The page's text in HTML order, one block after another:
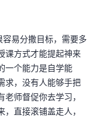
易分撒目标，需要多
课方式才能提起神来
一个能力是自学能
求，没有人能够手把
师督促你去学习，
直接滚铺盖走人，